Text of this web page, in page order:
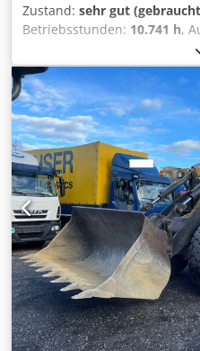
Zustand: sehr gut
Betriebsstunden: 10.741 h,
CATERPILLAR 324ELN
Betriebsstunden: 10.741
Klimaanlage Radio
Stiellänge: 3,10 m.
Scheren- hydraulik) OQ70/
900mm breit Laufwerk ca
600mm breit CAT 7.1 Motor
Zentralschmieranlage CE